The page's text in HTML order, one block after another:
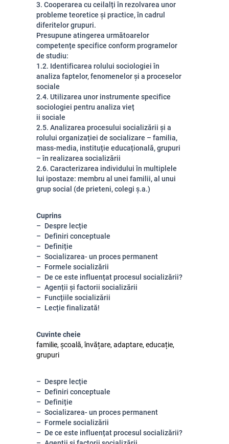
3. Cooperarea cu ceilalți în rezolvarea unor
probleme teoretice și practice, în cadrul
diferitelor grupuri.
Presupune atingerea următoarelor
competențe specifice conform programelor
de studiu:
1.2. Identificarea rolului sociologiei în
analiza faptelor, fenomenelor și a proceselor
sociale
2.4. Utilizarea unor instrumente specifice
sociologiei pentru analiza vieț
ii sociale
2.5. Analizarea procesului socializării și a
rolului organizației de socializare – familia,
mass-media, instituție educațională, grupuri
– în realizarea socializării
2.6. Caracterizarea individului în multiplele
lui ipostaze: membru al unei familii, al unui
grup social (de prieteni, colegi ș.a.)
Cuprins
Despre lecție
Definiri conceptuale
Definiție
Socializarea- un proces permanent
Formele socializării
De ce este influențat procesul socializării?
Agenții și factorii socializării
Funcțiile socializării
Lecție finalizată!
Cuvinte cheie
familie, școală, învățare, adaptare, educație,
grupuri
Despre lecție
Definiri conceptuale
Definiție
Socializarea- un proces permanent
Formele socializării
De ce este influențat procesul socializării?